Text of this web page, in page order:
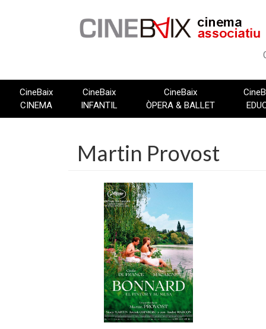
CineBaix
CINEMA
CineBaix
INFANTIL
CineBaix
ÒPERA & BALLET
Martin Provost